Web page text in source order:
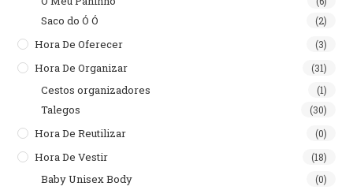
Saco do Ó Ó (2)
Hora De Oferecer (3)
Hora De Organizar (31)
Cestos organizadores (1)
Talegos (30)
Hora De Reutilizar (0)
Hora De Vestir (18)
Baby Unisex Body (0)